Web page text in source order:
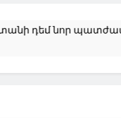
պատժամիջոցների